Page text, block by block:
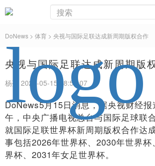
DoNews > 体育 > 央视与国际足联达成新周期版权合作
央视与国际足联达成新周期版
杨亮 2026-05-15 18:51:07
DoNews5月15日消息，据央视财经
午，中央广播电视总台与国际足球联
就国际足联世界杯新周期版权合作达
事包括2026年世界杯、2030年世界
界杯、2031年女足世界杯。